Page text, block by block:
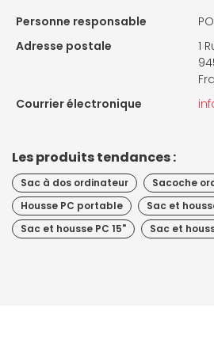
Personne responsable
Adresse postale
1
Courrier électronique
Les produits tendances :
Sac à dos ordinateur
Sacoche
Housse PC portable
Sac et
Sac et housse PC 15"
Sac et